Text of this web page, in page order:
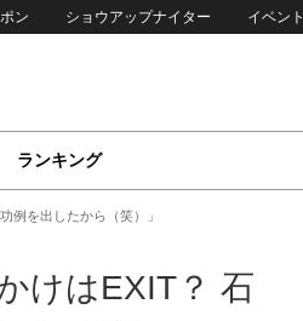
ン ショウアップナイター イベント
ランキング
例を出したから（笑）」
けはEXIT？ 石